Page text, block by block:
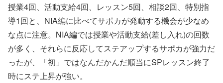
授業4回、活動支給4回、レッスン5回、相談2回、特別指
導1回と、NIA編に比べてサポカが発動する機会が少なめ
な点に注意。NIA編では授業や活動支給(差し入れ)の回数
が多く、それらに反応してステアップするサポカが強力だ
ったが、「初」ではなんだかんだ順当にSPレッスン終了
時にステ上昇が強い。